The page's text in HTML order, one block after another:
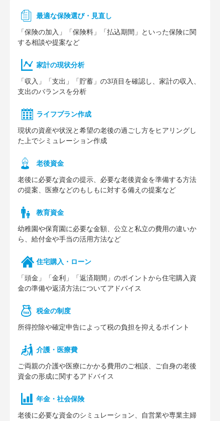
最適な保険選び・見直し
「保険の加入」「保険料」「払込期間」といった保険に関
する相談や提案など
家計の現状分析
「収入」「支出」「貯蓄」の3項目を確認し、家計の収入、
支出のバランスを分析
ライフプラン作成
現状の資産や状況と希望の老後の過ごし方をヒアリングし
た上でシミュレーション作成
⽼後資⾦
老後に必要な資金の提示、必要な老後資金を準備する方法
の提案、医療などのもしもに対する備えの提案など
教育資金
幼稚園や保育園に必要な⾦額、公⽴と私⽴の費⽤の違いか
ら、給付⾦や⼿当の活⽤⽅法など
住宅購⼊・ローン
「頭⾦」「⾦利」「返済期間」のポイントから住宅購⼊資
⾦の準備や返済⽅法についてアドバイス
税⾦の制度
所得控除や確定申告によって税の負担を抑えるポイント
介護・医療費
ご両親の介護や医療にかかる費⽤のご相談、ご⾃⾝の⽼後
資⾦の形成に関するアドバイス
年⾦・社会保険
⽼後に必要な資⾦のシミュレーション、⾃営業や専業主婦